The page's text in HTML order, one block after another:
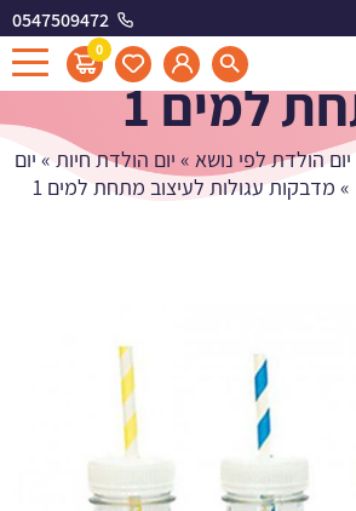
0547509472
0
לעיצוב
למים 1
יום הולדת לפי נושא » יום הולדת חיות » יום
» מדבקות עגולות לעיצוב מתחת למים 1